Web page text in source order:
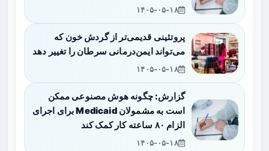
۱۴۰۵-۰۵-۱۸
پروتئینی قدیمی‌تر از گردش خون که
می‌تواند ایمن‌درمانی سرطان را تغییر دهد
۱۴۰۵-۰۵-۱۸
گزارش: چگونه هوش مصنوعی ممکن
است به مشمولان Medicaid برای اجرای
الزام ۸۰ ساعته کار کمک کند
۱۴۰۵-۰۵-۱۸